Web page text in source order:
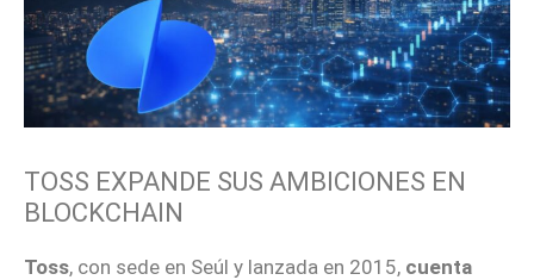
TOSS EXPANDE SUS AMBICIONES EN
BLOCKCHAIN
Toss, con sede en Seúl y lanzada en 2015, cuenta